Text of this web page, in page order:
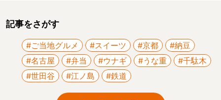
記事をさがす
#ご当地グルメ #スイーツ #京都
#納豆
#名古屋
#弁当 #ウナギ #うな重
#千駄木
#世田谷
#江ノ島 #鉄道